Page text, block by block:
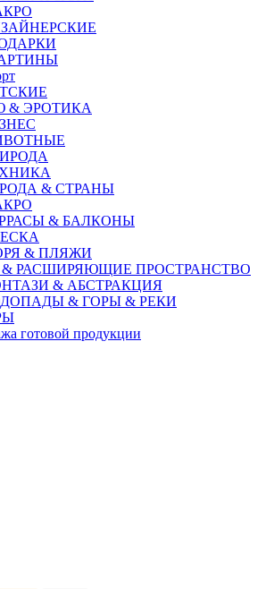
& ЭРОТИКА
& СТРАНЫ
& БАЛКОНЫ
& ПЛЯЖИ
& РАСШИРЯЮЩИЕ ПРОСТРАНСТВО
& АБСТРАКЦИЯ
& ГОРЫ & РЕКИ
готовой продукции